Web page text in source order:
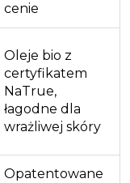
cenie
Oleje bio z
certyfikatem
NaTrue,
łagodne dla
wrażliwej skóry
Opatentowane